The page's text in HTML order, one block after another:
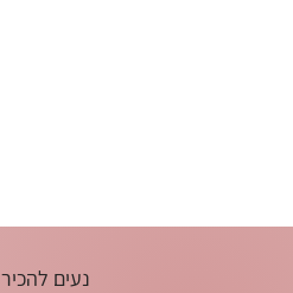
נעים להכיר